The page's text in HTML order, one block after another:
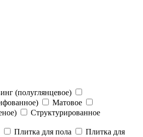
(полуглянцевое)
Матовое
Структурированное
Плитка для пола
Плитка для